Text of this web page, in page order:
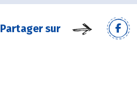
Partager sur